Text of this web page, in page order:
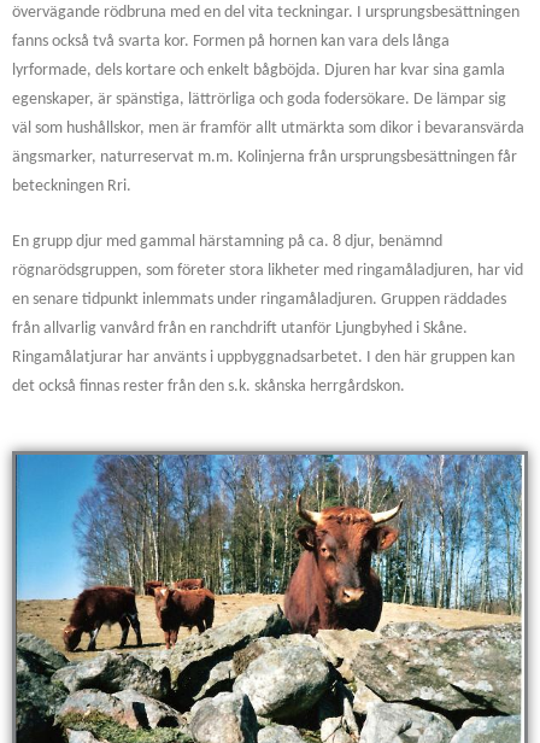
övervägande rödbruna med en del vita teckningar. I ursprungsbesättningen
fanns också två svarta kor. Formen på hornen kan vara dels långa
lyrformade, dels kortare och enkelt bågböjda. Djuren har kvar sina gamla
egenskaper, är spänstiga, lättrörliga och goda fodersökare. De lämpar sig
väl som hushållskor, men är framför allt utmärkta som dikor i bevaransvärda
ängsmarker, naturreservat m.m. Kolinjerna från ursprungsbesättningen får
beteckningen Rri.
En grupp djur med gammal härstamning på ca. 8 djur, benämnd
rögnarödsgruppen, som företer stora likheter med ringamåladjuren, har vid
en senare tidpunkt inlemmats under ringamåladjuren. Gruppen räddades
från allvarlig vanvård från en ranchdrift utanför Ljungbyhed i Skåne.
Ringamålatjurar har använts i uppbyggnadsarbetet. I den här gruppen kan
det också finnas rester från den s.k. skånska herrgårdskon.